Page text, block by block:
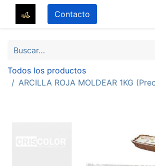
Contacto
Todos los productos
ARCILLA ROJA MOLDEAR 1KG